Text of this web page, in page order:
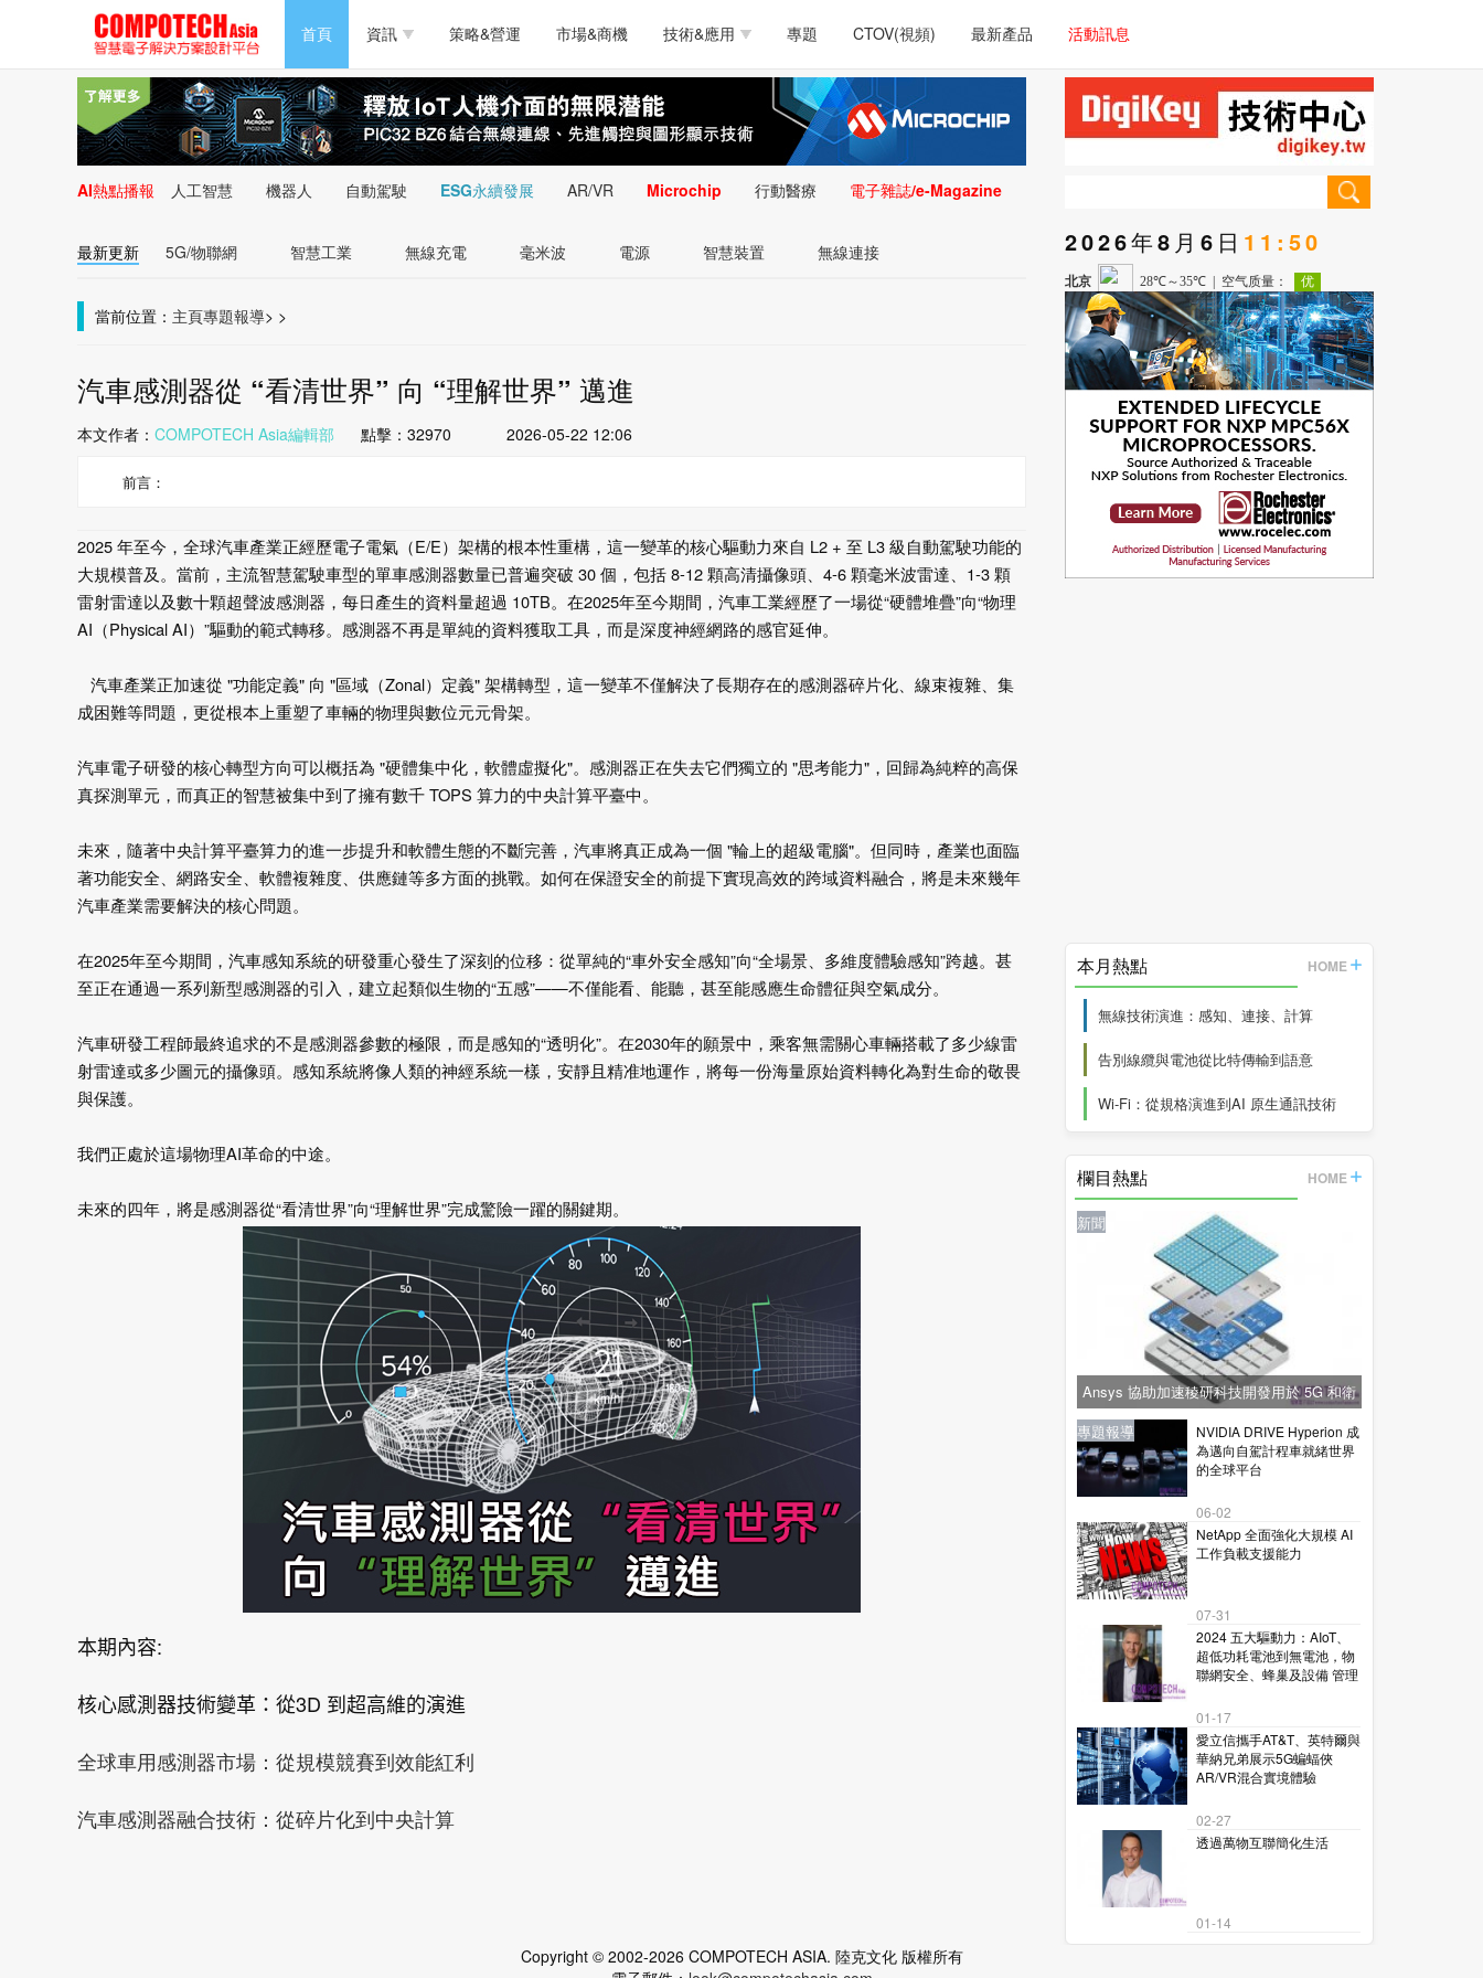
首頁 資訊
半導體/零組件 測試量測
PC/周邊 軟體/工具 醫療電子
新能源 人工智慧 安防監控
策略&營運 市場&商機 技術&應用
電源技術
醫療電子 通訊&網路
類比技術 LED/照明技術 微處理器/微控制器
嵌入技術 感測技術
專題 CTOV(視頻) 最新產品 活動訊息
PC/周邊 軟體/工具 醫療電子
新能源 人工智慧 安防監控
醫療電子 通訊&網路 介面技術
類比技術 LED/照明技術 微處理器/微控制器
嵌入技術 感測技術 量測儀器
智慧型視覺影像/監
控技術
AI熱點播報 人工智慧 機器人 自動駕駛 ESG永續發展 AR/VR Microchip 行動醫療 電子雜誌/e-Magazine
最新更新 5G/物聯網 智慧工業 無線充電 毫米波 電源 智慧裝置 無線連接
當前位置： 主頁 >
專題報導 >
汽車感測器從 “看清世界” 向 “理解世界” 邁進
本文作者： COMPOTECH Asia編輯部 點擊： 32970 2026-05-22 12:06
前言：
2025年至今，全球汽車產業正經歷電子電氣（E/E）架構的根本性重構，這一變革的核心驅動力來自 L2 + 至 L3級自動駕駛功能的
大規模普及。當前，主流智慧駕駛車型的單車感測器數量已普遍突破 30個，包括8-12顆高清攝像頭、 4-6顆毫米波雷達、 1-3顆
雷射雷達以及數十顆超聲波感測器，每日產生的資料量超過 10TB。在2025年至今期間，汽車工業經歷了一場從“硬體堆疊”向“物理
AI （Physical AI）”驅動的範式轉移。感測器不再是單純的資料獲取工具，而是深度神經網路的感官延伸。
汽車產業正加速從 "功能定義" 向 "區域（Zonal）定義"架構轉型，這一變革不僅解決了長期存在的感測器碎片化、線束複雜、集
成困難等問題，更從根本上重塑了車輛的物理與數位元元骨架。
汽車電子研發的核心轉型方向可以概括為 "硬體集中化，軟體虛擬化"。感測器正在失去它們獨立的 "思考能力"，回歸為純粹的高保
真探測單元，而真正的智慧被集中到了擁有數千TOPS 算力的中央計算平臺中。
未來，隨著中央計算平臺算力的進一步提升和軟體生態的不斷完善，汽車將真正成為一個 "輪上的超級電腦"。但同時，產業也面臨
著功能安全、網路安全、軟體複雜度、供應鏈等多方面的挑戰。如何在保證安全的前提下實現高效的跨域資料融合，將是未來幾年
汽車產業需要解決的核心問題。
在2025年至今期間，汽車感知系統的研發重心發生了深刻的位移：從單純的“車外安全感知”向“全場景、多維度體驗感知”跨越。甚
至正在通過一系列新型感測器的引入，建立起類似生物的“五感”——不僅能看、能聽，甚至能感應生命體征與空氣成分。
汽車研發工程師最終追求的不是感測器參數的極限，而是感知的“透明化”。在2030年的願景中，乘客無需關心車輛搭載了多少線雷
射雷達或多少圖元的攝像頭。感知系統將像人類的神經系統一樣，安靜且精准地運作，將每一份海量原始資料轉化為對生命的敬畏
與保護。
我們正處於這場物理AI革命的中途。
未來的四年，將是感測器從“看清世界”向“理解世界”完成驚險一躍的關鍵期。
本期內容:
核心感測器技術變革：從3D 到超高維的演進
全球車用感測器市場：從規模競賽到效能紅利
汽車感測器融合技術：從碎片化到中央計算
2026年8月6日 11:50
本月熱點 HOME
無線技術演進：感知、連接、計算
告別線纜與電池從比特傳輸到語意
Wi-Fi：從規格演進到AI 原生通訊技術
欄目熱點 HOME
新聞
Ansys 協助加速稜研科技開發用於 5G 和衛
星通訊的下一代毫米波技術
新聞
NVIDIA DRIVE Hyperion 成
為邁向自駕計程車就緒世界
的全球平台
06-02
新聞
NetApp 全面強化大規模 AI
工作負載支援能力
07-31
專題報導
2024 五大驅動力：AIoT、
超低功耗電池到無電池，物
聯網安全、蜂巢及設備 管理
01-17
新聞
愛立信攜手AT&T、英特爾與
華納兄弟展示5G蝙蝠俠
AR/VR混合實境體驗
02-27
專題報導
透過萬物互聯簡化生活
01-14
Copyright © 2002-2026 COMPOTECH ASIA. 陸克文化 版權所有